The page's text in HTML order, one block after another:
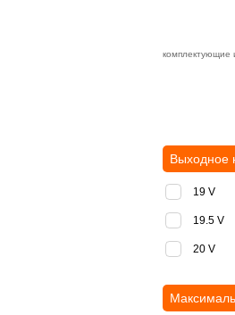
комплектующие
Выходное
19 V
19.5 V
20 V